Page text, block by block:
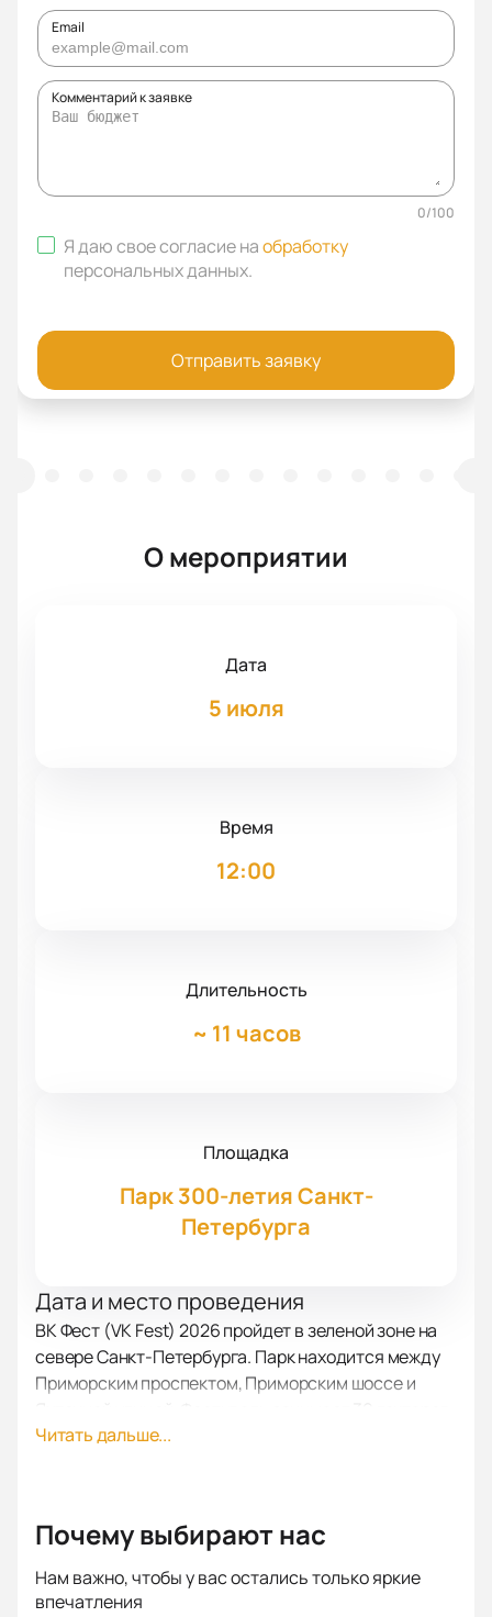
Email
Комментарий к заявке
0/100
Я даю свое согласие наобработку
персональных данных.
Отправить заявку
О мероприятии
Дата
5 июля
Время
12:00
Длительность
~ 11 часов
Площадка
Парк 300-летия Санкт-
Петербурга
Дата и место проведения
ВК Фест (VK Fest) 2026 пройдет в зеленой зоне на
севере Санкт-Петербурга. Парк находится между
Приморским проспектом, Приморским шоссе и
по адресу: Приморский пр., 74. До парка удобно
О событии и площадке
В 2026 году VK Fest станет точкой притяжения для
любителей музыки, технологий, блогинга и
видеоигр. Фестиваль предложит разнообразную
Читать дальше...
Почему выбирают нас
Нам важно, чтобы у вас остались только яркие
впечатления